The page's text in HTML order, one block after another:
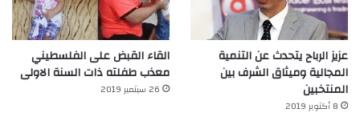
عزيز الرباح يتحدث عن التنمية
المجالية وميثاق الشرف بين
المنتخبين
8 أكتوبر 2019
القاء القبض على الفلسطيني
معذب طفلته ذات السنة الاولى
26 سبتمبر 2019